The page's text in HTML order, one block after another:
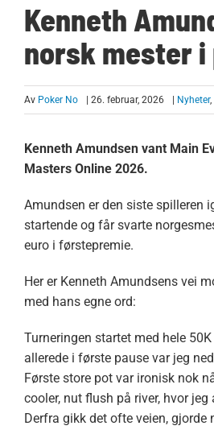
Kenneth
norsk mester i
Av Poker No | 26. februar, 2026 Nyheter,
Kenneth Amundsen vant Main
Masters Online 2026.
Amundsen er den siste spilleren
startende og får svarte
euro i førstepremie.
Her er Kenneth Amundsens vei
med hans egne ord:
Turneringen startet med hele
allerede i første pause var jeg
Første store pot var ironisk nok
cooler, nut flush på river, hvor
Derfra gikk det ofte veien, gjorde